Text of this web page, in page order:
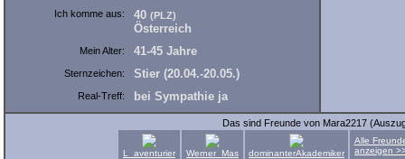
Ich komme aus: 40 (PLZ)
Österreich
Mein Alter: 41-45 Jahre
Sternzeichen: Stier (20.04.-20.05.)
Real-Treff: bei Sympathie ja
Das sind Freunde von Mara2217
L_aventurier Werner_Mas dominanterAkademiker
Alle
anzeigen